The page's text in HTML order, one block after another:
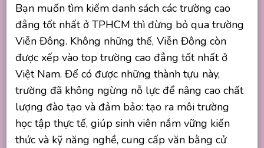
Bạn muốn tìm kiếm danh sách các trường cao
đẳng tốt nhất ở TPHCM thì đừng bỏ qua trường
Viễn Đông. Không những thế, Viễn Đông còn
được xếp vào top trường cao đẳng tốt nhất ở
Việt Nam. Để có được những thành tựu này,
trường đã không ngừng nỗ lực để nâng cao chất
lượng đào tạo và đảm bảo: tạo ra môi trường
học tập thực tế, giúp sinh viên nắm vững kiến
thức và kỹ năng nghề, cung cấp văn bằng cử